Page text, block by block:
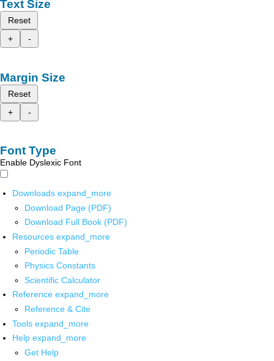
Text Size
Reset
+
-
Margin Size
Reset
+
-
Font Type
Enable Dyslexic Font
Downloads expand_more
Download Page (PDF)
Download Full Book (PDF)
Resources expand_more
Periodic Table
Physics Constants
Scientific Calculator
Reference expand_more
Reference & Cite
Tools expand_more
Help expand_more
Get Help